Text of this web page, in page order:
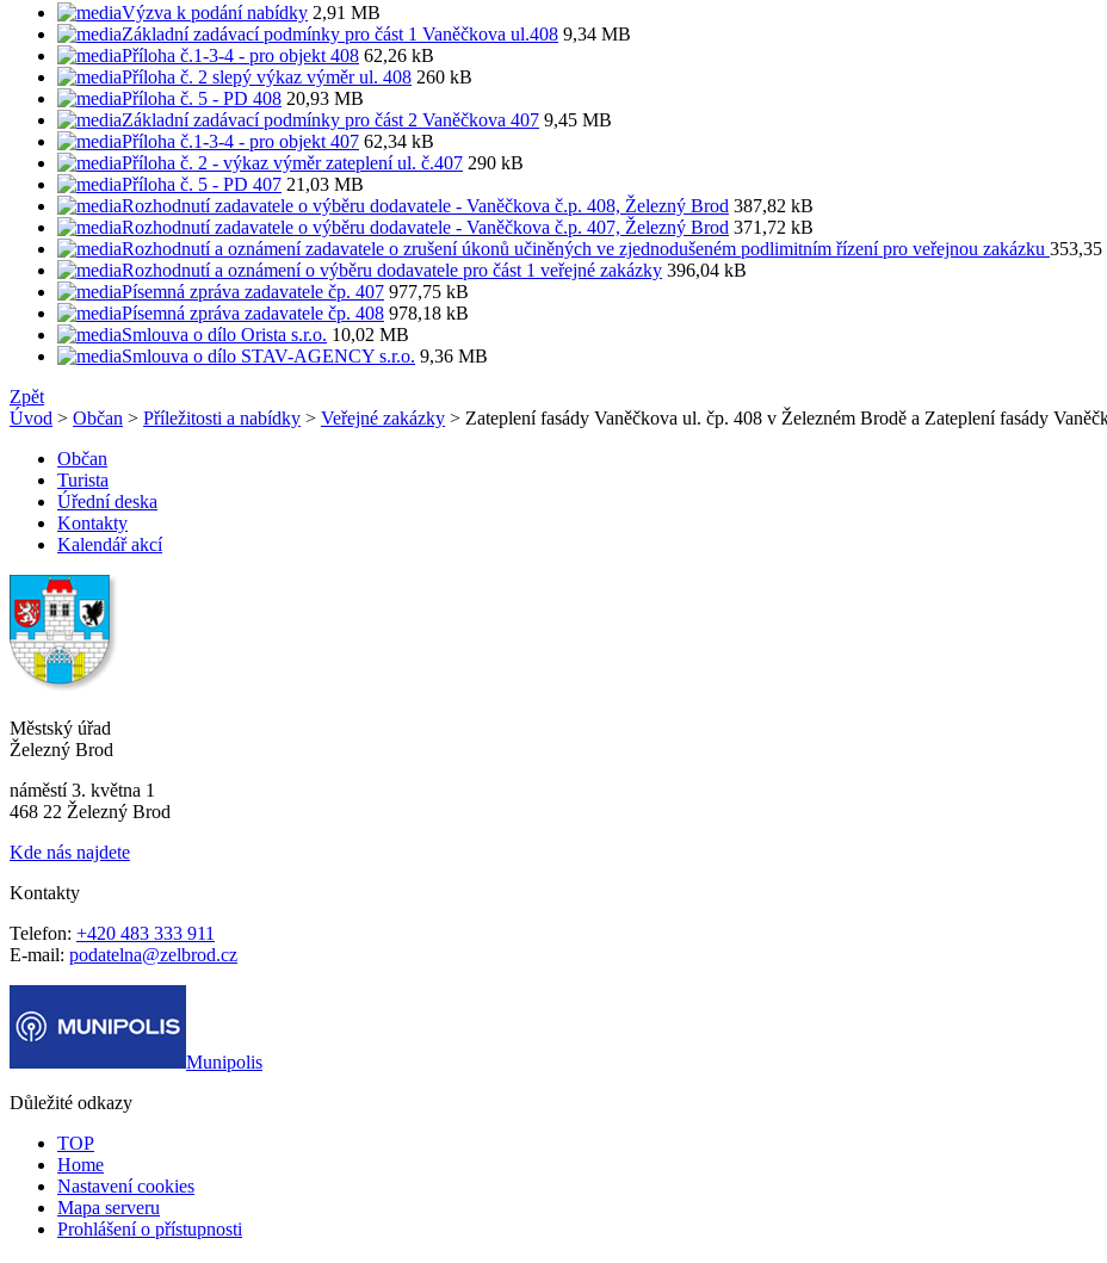
Výzva k podání nabídky 2,91 MB
Základní zadávací podmínky pro část 1 Vaněčkova ul.408 9,34 MB
Příloha č.1-3-4 - pro objekt 408 62,26 kB
Příloha č. 2 slepý výkaz výměr ul. 408 260 kB
Příloha č. 5 - PD 408 20,93 MB
Základní zadávací podmínky pro část 2 Vaněčkova 407 9,45 MB
Příloha č.1-3-4 - pro objekt 407 62,34 kB
Příloha č. 2 - výkaz výměr zateplení ul. č.407 290 kB
Příloha č. 5 - PD 407 21,03 MB
Rozhodnutí zadavatele o výběru dodavatele - Vaněčkova č.p. 408, Železný Brod 387,82 kB
Rozhodnutí zadavatele o výběru dodavatele - Vaněčkova č.p. 407, Železný Brod 371,72 kB
Rozhodnutí a oznámení zadavatele o zrušení úkonů učiněných ve zjednodušeném podlimitním řízení pro veřejnou zakázku 353,35
Rozhodnutí a oznámení o výběru dodavatele pro část 1 veřejné zakázky 396,04 kB
Písemná zpráva zadavatele čp. 407 977,75 kB
Písemná zpráva zadavatele čp. 408 978,18 kB
Smlouva o dílo Orista s.r.o. 10,02 MB
Smlouva o dílo STAV-AGENCY s.r.o. 9,36 MB
Zpět
Úvod > Občan > Příležitosti a nabídky > Veřejné zakázky > Zateplení fasády Vaněčkova ul. čp. 408 v Železném Brodě a Zateplení fasády
Občan
Turista
Úřední deska
Kontakty
Kalendář akcí
Městský úřad
Železný Brod
náměstí 3. května 1
468 22 Železný Brod
Kde nás najdete
Kontakty
Telefon: +420 483 333 911
E-mail: podatelna@zelbrod.cz
Munipolis
Důležité odkazy
TOP
Home
Nastavení cookies
Mapa serveru
Prohlášení o přístupnosti